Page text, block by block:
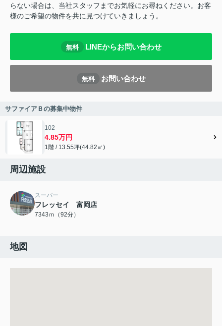
らない場合は、当社スタッフまでお気軽にお尋ねください。お客
様のご希望の物件を共に見つけていきましょう。
無料 LINEからお問い合わせ
無料 お問い合わせ
サファイアＢの募集中物件
102
4.85万円
1階 / 13.55坪(44.82㎡)
周辺施設
スーパー
フレッセイ 富岡店
7343ｍ（92分）
地図